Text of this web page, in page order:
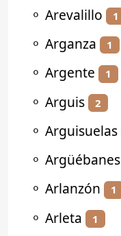
⚬ Arevalillo 1
⚬ Arganza 1
⚬ Argente 1
⚬ Arguis 2
⚬ Arguisuelas
⚬ Argüébanes
⚬ Arlanzón 1
⚬ Arleta 1